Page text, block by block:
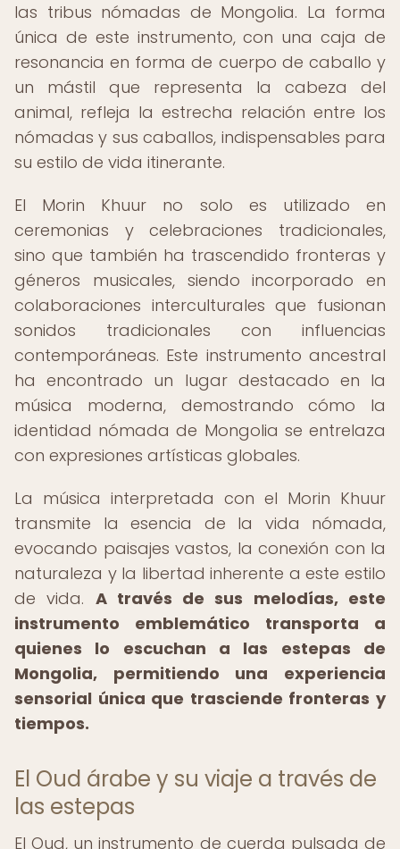
las tribus nómadas de Mongolia. La forma
única de este instrumento, con una caja de
resonancia en forma de cuerpo de caballo y
un mástil que representa la cabeza del
animal, refleja la estrecha relación entre los
nómadas y sus caballos, indispensables para
su estilo de vida itinerante.
El Morin Khuur no solo es utilizado en
ceremonias y celebraciones tradicionales,
sino que también ha trascendido fronteras y
géneros musicales, siendo incorporado en
colaboraciones interculturales que fusionan
sonidos tradicionales con influencias
contemporáneas. Este instrumento ancestral
ha encontrado un lugar destacado en la
música moderna, demostrando cómo la
identidad nómada de Mongolia se entrelaza
con expresiones artísticas globales.
La música interpretada con el Morin Khuur
transmite la esencia de la vida nómada,
evocando paisajes vastos, la conexión con la
naturaleza y la libertad inherente a este estilo
de vida. A través de sus melodías, este
instrumento emblemático transporta a
quienes lo escuchan a las estepas de
Mongolia, permitiendo una experiencia
sensorial única que trasciende fronteras y
tiempos.
El Oud árabe y su viaje a través de
las estepas
El Oud, un instrumento de cuerda pulsada de